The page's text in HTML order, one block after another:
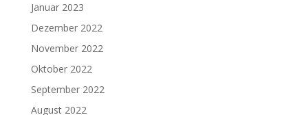
Januar 2023
Dezember 2022
November 2022
Oktober 2022
September 2022
August 2022